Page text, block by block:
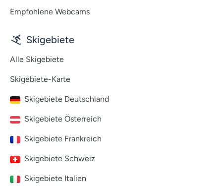
Empfohlene Webcams
Skigebiete
Alle Skigebiete
Skigebiete-Karte
Skigebiete Deutschland
Skigebiete Österreich
Skigebiete Frankreich
Skigebiete Schweiz
Skigebiete Italien